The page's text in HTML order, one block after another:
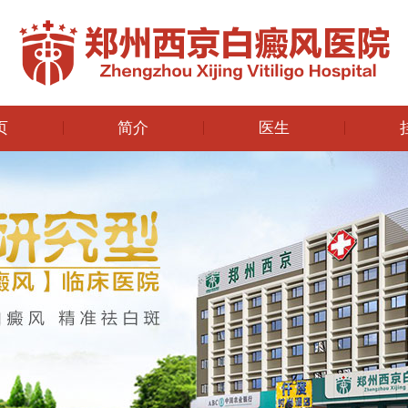
简介 医生